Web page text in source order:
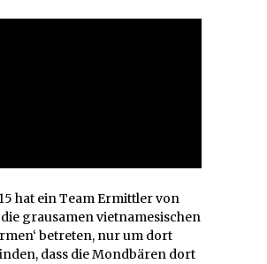
hat ein Team Ermittler von
die grausamen vietnamesischen
betreten, nur um dort
dass die Mondbären dort